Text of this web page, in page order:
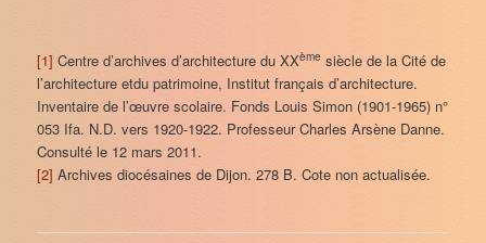
[1] Centre d’archives d’architecture du XXème siècle de la Cité de
l’architecture etdu patrimoine, Institut français d’architecture.
Inventaire de l’œuvre scolaire. Fonds Louis Simon (1901-1965) n°
053 Ifa. N.D. vers 1920-1922. Professeur Charles Arsène Danne.
Consulté le 12 mars 2011.
[2] Archives diocésaines de Dijon. 278 B. Cote non actualisée.